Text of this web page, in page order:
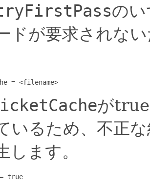
の
ドが要求されな
= <filename>
が
いるため、不正
します。
= true